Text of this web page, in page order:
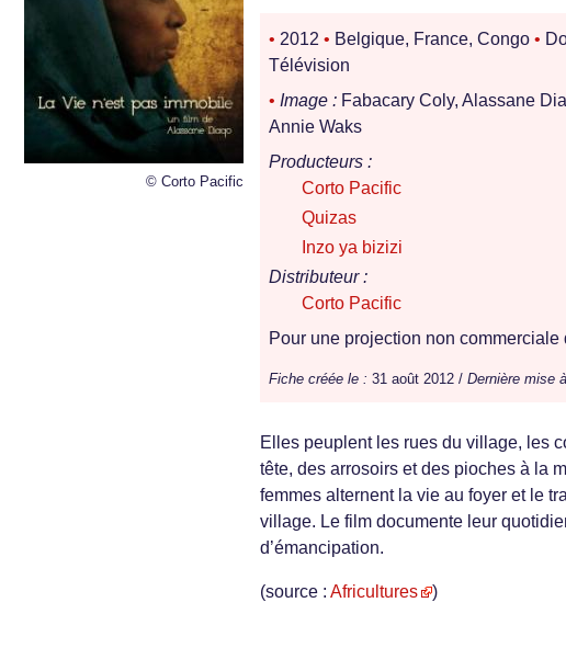
© Corto Pacific
• 2012 • Belgique, France, Congo •
Télévision
• Image : Fabacary Coly, Alassane
Annie Waks
Producteurs :
Corto Pacific
Quizas
Inzo ya bizizi
Distributeur :
Corto Pacific
Pour une projection non
Fiche créée le : 31 août 2012 / Dernière mise
Elles peuplent les rues du village, les
tête, des arrosoirs et des pioches à la
femmes alternent la vie au foyer et le
village. Le film documente leur
d’émancipation.
(source : Africultures )